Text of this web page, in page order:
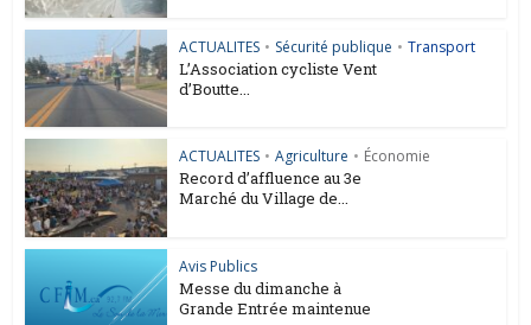
ACTUALITES • Sécurité publique • Transport
L’Association cycliste Vent
d’Boutte...
ACTUALITES • Agriculture • Économie
Record d’affluence au 3e
Marché du Village de...
Avis Publics
Messe du dimanche à
Grande Entrée maintenue